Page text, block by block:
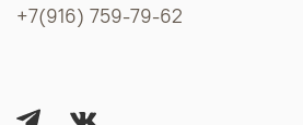
+7(916) 759-79-62